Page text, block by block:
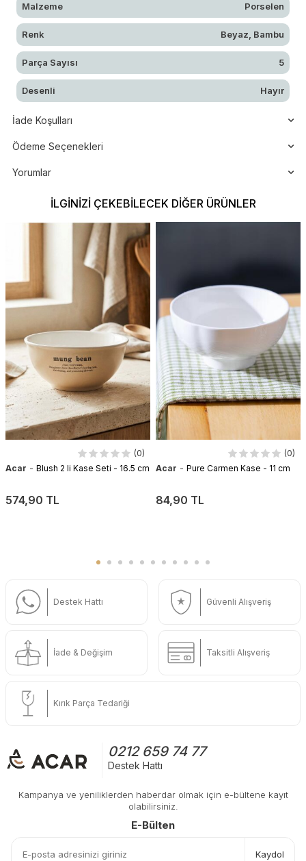
Malzeme Porselen
Renk Beyaz, Bambu
Parça Sayısı 5
Desenli Hayır
İade Koşulları
Ödeme Seçenekleri
Yorumlar
İLGINIZI ÇEKEBILECEK DIĞER ÜRÜNLER
(0)
Acar - Blush 2 li Kase Seti - 16.5 cm
574,90 TL
(0)
Acar - Pure Carmen Kase - 11 cm
84,90 TL
Destek Hattı Güvenli Alışveriş
İade & Değişim Taksitli Alışveriş
Kırık Parça Tedariği
0212 659 74 77
Destek Hattı
Kampanya ve yeniliklerden haberdar olmak için e-bültene kayıt
olabilirsiniz.
E-Bülten
Kaydol